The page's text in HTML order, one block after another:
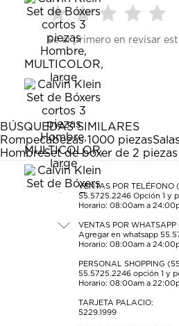
Seleccionar
para
calificar
el
artículo
con
1
estrella
Esta
acción
abrirá
el
formulario
Seleccionar
para
calificar
el
artículo
con
2
estrellas.
Esta
acción
abrirá
el
formulario
de
para
el
artículo
con
estrellas.
Esta
acción
abrirá
el
formulario
de
para
estrellas.
Esta
acción
abrirá
formulario
de
para
Esta
acción
abrirá
de
envío.
Sé el primero en revisar
BÚSQUEDAS SIMILARES
Rompecabezas 1000 piezas
HombreSet de bóxer de 2
VENTAS POR TELÉFONO
55.5725.2246 Opción 1 y
Horario: 08:00am a
VENTAS POR
Agregar en whatsapp
Horario: 08:00am a
PERSONAL SHOPPING
55.5725.2246 opción 1 y
Horario: 08:00am a
TARJETA PALACIO:
5229.1999